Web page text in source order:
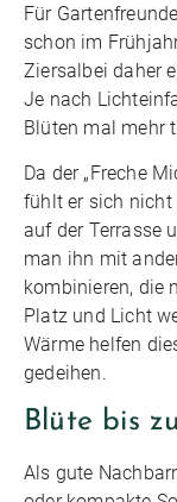
Für
schon im
Ziersalbei daher
Je nach
Blüten mal mehr
Da der „Freche
fühlt er sich nicht
auf der Terrasse
man ihn mit
kombinieren, die
Platz und Licht
Wärme helfen
gedeihen.
Blüte bis
Als gute